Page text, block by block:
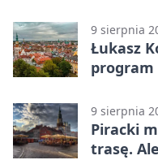
9 sierpnia
Łukasz
program
9 sierpnia
Piracki
trasę.